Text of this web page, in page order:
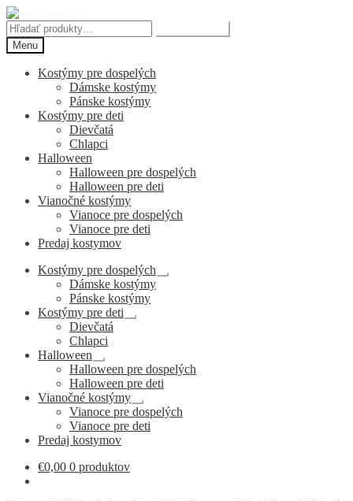
Preskočiť
na
navigáciu
Preskočiť
na
obsah
Hľadať:
Menu
Kostýmy pre dospelých
Dámske kostýmy
Pánske kostýmy
Kostýmy pre deti
Dievčatá
Chlapci
Halloween
Halloween pre dospelých
Halloween pre deti
Vianočné kostýmy
Vianoce pre dospelých
Vianoce pre deti
Predaj kostymov
Kostýmy pre dospelých
Rozbaliť
Dámske kostýmy
Pánske kostýmy
Kostýmy pre deti
Rozbaliť
Dievčatá
Chlapci
Halloween
Rozbaliť
podradené
menu
Halloween pre dospelých
Halloween pre deti
Vianočné kostýmy
Rozbaliť
podradené
menu
Vianoce pre dospelých
Vianoce pre deti
Predaj kostymov
€0,00 0 produktov